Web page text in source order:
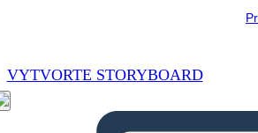
VYTVORTE STORYBOARD